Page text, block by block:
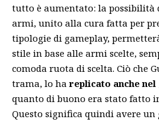
tutto è aumentato: la possibilità
armi, unito alla cura fatta per
tipologie di gameplay,
stile in base alle armi scelte,
comoda ruota di scelta. Ciò che
trama, lo hareplicato anche nel
quanto di buono era stato fatto
Questo significa quindi avere un